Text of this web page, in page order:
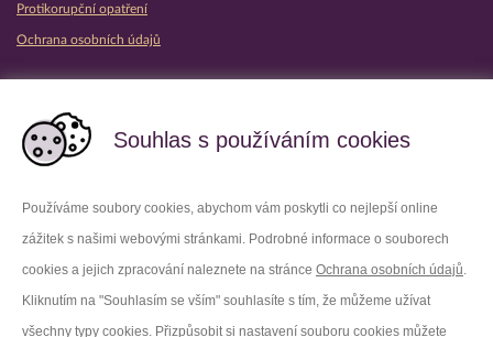
Souhlas s používáním cookies
Používáme soubory cookies, abychom vám poskytli co nejlepší online
zážitek s našimi webovými stránkami. Podrobné informace o souborech
cookies a jejich zpracování naleznete na stránce Ochrana osobních údajů.
Kliknutím na "Souhlasím se vším" souhlasíte s tím, že můžeme užívat
všechny typy cookies. Přizpůsobit si nastavení souboru cookies můžete
Protikorupční opatření
Ochrana osobních údajů
Facebook Youtube